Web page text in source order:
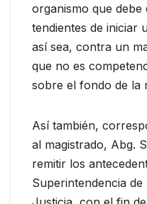
organismo que debe
tendientes de iniciar
así sea, contra un
que no es
sobre el fondo de la
Así también,
al magistrado, Abg.
remitir los
Superintendencia